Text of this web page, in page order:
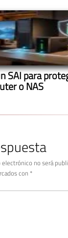
SAI para
o NAS
no será
con *